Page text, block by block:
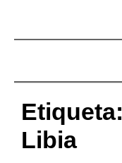
Etiqueta:
Libia